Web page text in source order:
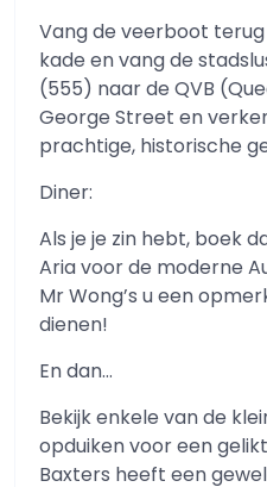
Vang de veerboot
kade en vang de
(555) naar de QVB
George Street en
prachtige, historische
Diner:
Als je je zin hebt, boek
Aria voor de moderne
Mr Wong’s u een
dienen!
En dan…
Bekijk enkele van de
opduiken voor een
Baxters heeft een